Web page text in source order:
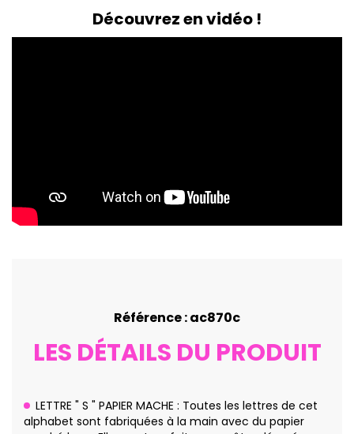
Découvrez en vidéo !
Référence : ac870c
LES DÉTAILS DU PRODUIT
LETTRE " S " PAPIER MACHE : Toutes les lettres de cet
alphabet sont fabriquées à la main avec du papier